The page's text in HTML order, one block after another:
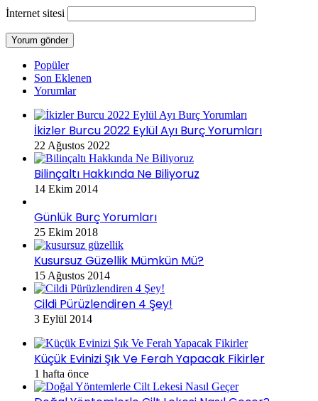
İnternet sitesi
Popüler
Son Eklenen
Yorumlar
İkizler Burcu 2022 Eylül Ayı Burç Yorumları
22 Ağustos 2022
Bilinçaltı Hakkında Ne Biliyoruz
14 Ekim 2014
Günlük Burç Yorumları
25 Ekim 2018
Kusursuz Güzellik Mümkün Mü?
15 Ağustos 2014
Cildi Pürüzlendiren 4 Şey!
3 Eylül 2014
Küçük Evinizi Şık Ve Ferah Yapacak Fikirler
1 hafta önce